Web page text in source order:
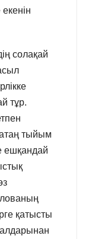
солақай
тұр.
тыйым
ешқандай
қатысты